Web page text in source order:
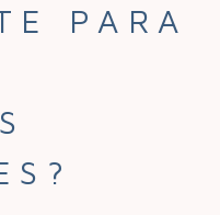
PARA